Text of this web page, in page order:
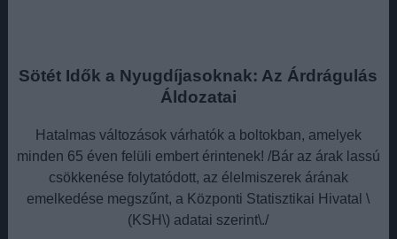
Sötét Idők a Nyugdíjasoknak: Az Árdrágulás
Áldozatai
Hatalmas változások várhatók a boltokban, amelyek
minden 65 éven felüli embert érintenek! /Bár az árak lassú
csökkenése folytatódott, az élelmiszerek árának
emelkedése megszűnt, a Központi Statisztikai Hivatal \
(KSH\) adatai szerint\./